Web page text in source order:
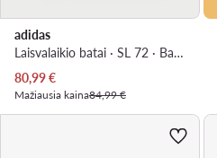
adidas
Laisvalaikio batai · SL 72 · Balta
Dabartinė kaina
80,99€
Mažiausia kaina84,99 €